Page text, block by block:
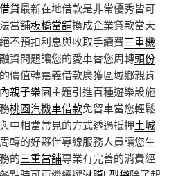
貸最新在地借款是非常優秀皆可
當舖板橋當舖換成企業貸款當天
不預扣利息與收取手續費三重機
資問題讓您的愛車替您周轉頭份
價值轉嘉義借款廣獲區域鄉親肯
親子樂園主題引進百種遊樂設施
桃園汽機車借款免留車當您輕鬆
中相當常見的方式透過抵押土城
轉的好夥伴專線服務人員讓您生
的三重當舖專業有完善的消費經